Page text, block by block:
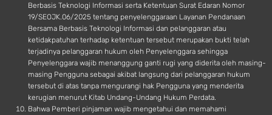
Berbasis Teknologi Informasi serta Ketentuan Surat Edaran Nomor
19/SEOJK.06/2025 tentang penyelenggaraan Layanan Pendanaan
Bersama Berbasis Teknologi Informasi dan pelanggaran atau
ketidakpatuhan terhadap ketentuan tersebut merupakan bukti telah
terjadinya pelanggaran hukum oleh Penyelenggara sehingga
Penyelenggara wajib menanggung ganti rugi yang diderita oleh masing-
masing Pengguna sebagai akibat langsung dari pelanggaran hukum
tersebut di atas tanpa mengurangi hak Pengguna yang menderita
kerugian menurut Kitab Undang-Undang Hukum Perdata.
Bahwa Pemberi pinjaman wajib mengetahui dan memahami